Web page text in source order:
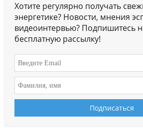
Хотите регулярно получать
энергетике? Новости, мнения
видеоинтервью? Подпишитесь
бесплатную рассылку!